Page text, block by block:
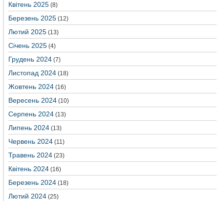
Квітень 2025 (8)
Березень 2025 (12)
Лютий 2025 (13)
Січень 2025 (4)
Грудень 2024 (7)
Листопад 2024 (18)
Жовтень 2024 (16)
Вересень 2024 (10)
Серпень 2024 (13)
Липень 2024 (13)
Червень 2024 (11)
Травень 2024 (23)
Квітень 2024 (16)
Березень 2024 (18)
Лютий 2024 (25)